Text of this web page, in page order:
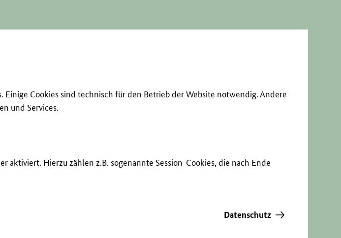
Cookies sind technisch für den Betrieb der Website notwendig. Andere
und Services.
Hierzu zählen z.B. sogenannte Session-Cookies, die nach Ende
Datenschutz